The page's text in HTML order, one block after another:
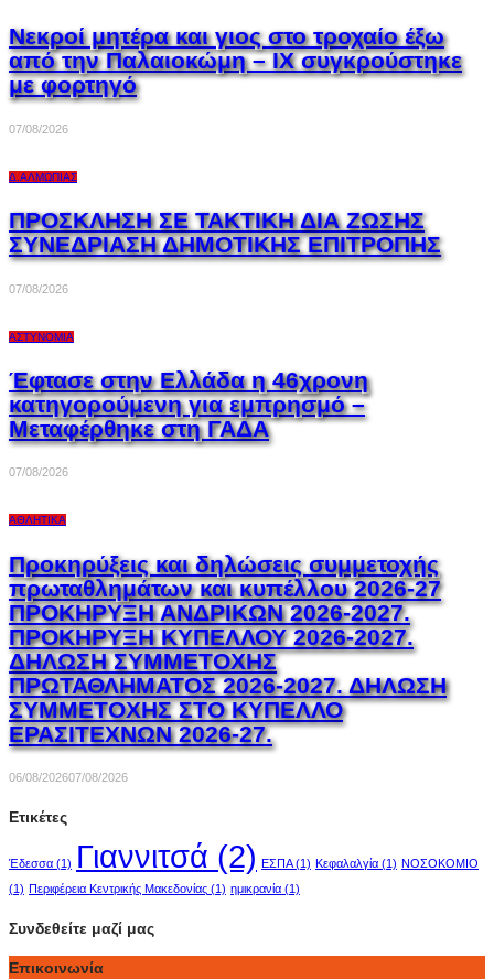
Νεκροί μητέρα και γιος στο τροχαίο έξω
από την Παλαιοκώμη – ΙΧ συγκρούστηκε
με φορτηγό
07/08/2026
Δ.ΑΛΜΩΠΊΑΣ
ΠΡΟΣΚΛΗΣΗ ΣΕ ΤΑΚΤΙΚΗ ΔΙΑ ΖΩΣΗΣ
ΣΥΝΕΔΡΙΑΣΗ ΔΗΜΟΤΙΚΗΣ ΕΠΙΤΡΟΠΗΣ
07/08/2026
ΑΣΤΥΝΟΜΊΑ
Έφτασε στην Ελλάδα η 46χρονη
κατηγορούμενη για εμπρησμό –
Μεταφέρθηκε στη ΓΑΔΑ
07/08/2026
ΑΘΛΗΤΙΚΆ
Προκηρύξεις και δηλώσεις συμμετοχής
πρωταθλημάτων και κυπέλλου 2026-27
ΠΡΟΚΗΡΥΞΗ ΑΝΔΡΙΚΩΝ 2026-2027.
ΠΡΟΚΗΡΥΞΗ ΚΥΠΕΛΛΟΥ 2026-2027.
ΔΗΛΩΣΗ ΣΥΜΜΕΤΟΧΗΣ
ΠΡΩΤΑΘΛΗΜΑΤΟΣ 2026-2027. ΔΗΛΩΣΗ
ΣΥΜΜΕΤΟΧΗΣ ΣΤΟ ΚΥΠΕΛΛΟ
ΕΡΑΣΙΤΕΧΝΩΝ 2026-27.
06/08/202607/08/2026
Ετικέτες
Έδεσσα (1) Γιαννιτσά (2) ΕΣΠΑ(1) Κεφαλαλγία (1) ΝΟΣΟΚΟΜΙΟ
(1) Περιφέρεια Κεντρικής Μακεδονίας (1) ημικρανία (1)
Συνδεθείτε μαζί μας
Επικοινωνία